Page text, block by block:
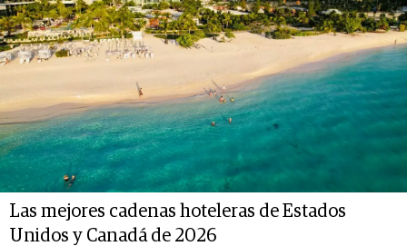
Las mejores cadenas hoteleras de Estados
Unidos y Canadá de 2026